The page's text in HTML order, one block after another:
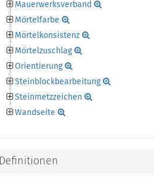
Mauerwerksverband
Mörtelfarbe
Mörtelkonsistenz
Mörtelzuschlag
Orientierung
Steinblockbearbeitung
Steinmetzzeichen
Wandseite
Definitionen